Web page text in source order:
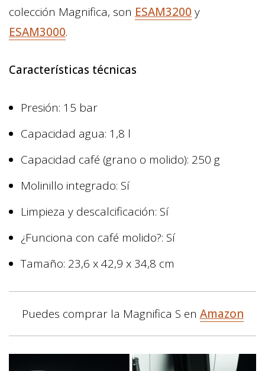
colección Magnifica, son ESAM3200 y
ESAM3000.
Características técnicas
Presión: 15 bar
Capacidad agua: 1,8 l
Capacidad café (grano o molido): 250 g
Molinillo integrado: Sí
Limpieza y descalcificación: Sí
¿Funciona con café molido?: Sí
Tamaño: 23,6 x 42,9 x 34,8 cm
Puedes comprar la Magnifica S en Amazon